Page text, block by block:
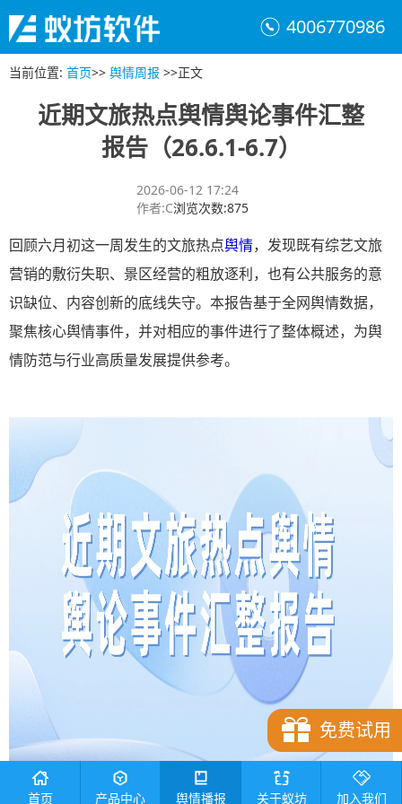
4006770986
当前位置: 首页>> 舆情周报 >>正文
近期文旅热点舆情舆论事件汇整
报告（26.6.1-6.7）
2026-06-12 17:24
作者:C浏览次数:875
回顾六月初这一周发生的文旅热点舆情，发现既有综艺文旅
营销的敷衍失职、景区经营的粗放逐利，也有公共服务的意
识缺位、内容创新的底线失守。本报告基于全网舆情数据，
聚焦核心舆情事件，并对相应的事件进行了整体概述，为舆
情防范与行业高质量发展提供参考。
免费试用
首页 产品中心 舆情播报 关于蚁坊 加入我们